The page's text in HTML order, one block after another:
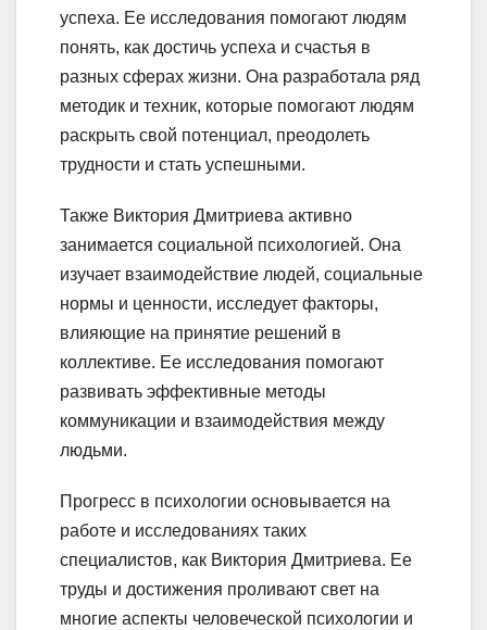
успеха. Ее исследования помогают людям
понять, как достичь успеха и счастья в
разных сферах жизни. Она разработала ряд
методик и техник, которые помогают людям
раскрыть свой потенциал, преодолеть
трудности и стать успешными.
Также Виктория Дмитриева активно
занимается социальной психологией. Она
изучает взаимодействие людей, социальные
нормы и ценности, исследует факторы,
влияющие на принятие решений в
коллективе. Ее исследования помогают
развивать эффективные методы
коммуникации и взаимодействия между
людьми.
Прогресс в психологии основывается на
работе и исследованиях таких
специалистов, как Виктория Дмитриева. Ее
труды и достижения проливают свет на
многие аспекты человеческой психологии и